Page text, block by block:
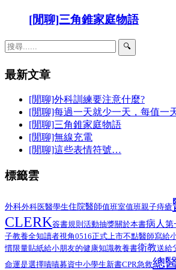
[閒聊]三角錐家庭物語
🔍
最新文章
[閒聊]外科訓練要注意什麼?
[閒聊]每過一天就少一天，每值一
[閒聊]三角錐家庭物語
[閒聊]無線充電
[閒聊]這些表情符號…
標籤雲
外科外科医醫學生住院醫師值班室值班親子痔瘡
CLERK簽書規則 活動抽獎關於本書病人 第
子教養全知讀者視角0516正式上市不點醫師寫給
慣限量貼紙給小朋友的健康知識教養書衛教送給
命運是選擇嘖嘖募資中小學生新書CPR急救總